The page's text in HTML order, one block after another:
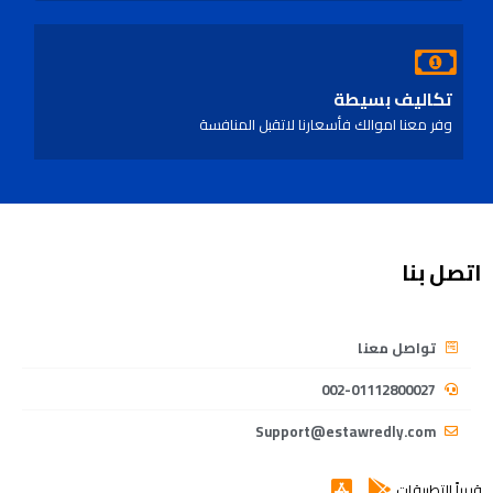
تكاليف بسيطة
وفر معنا اموالك فأسعارنا لاتقبل المنافسة
اتصل بنا
تواصل معنا
002-01112800027
Support@estawredly.com